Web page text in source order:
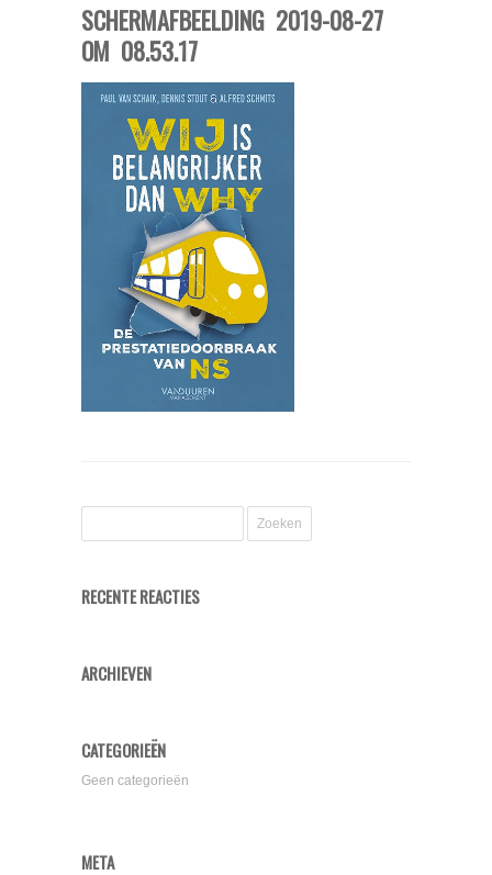
SCHERMAFBEELDING 2019-08-27
OM 08.53.17
RECENTE REACTIES
ARCHIEVEN
CATEGORIEËN
Geen categorieën
META